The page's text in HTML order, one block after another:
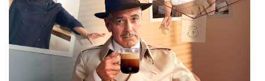
Calle Libre
ÖZSV